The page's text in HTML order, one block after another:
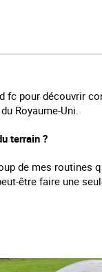
fc pour découvrir
Royaume-Uni.
terrain ?
de mes routines
être faire une